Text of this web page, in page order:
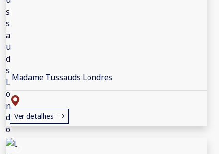
Madame Tussauds Londres
Ver detalhes